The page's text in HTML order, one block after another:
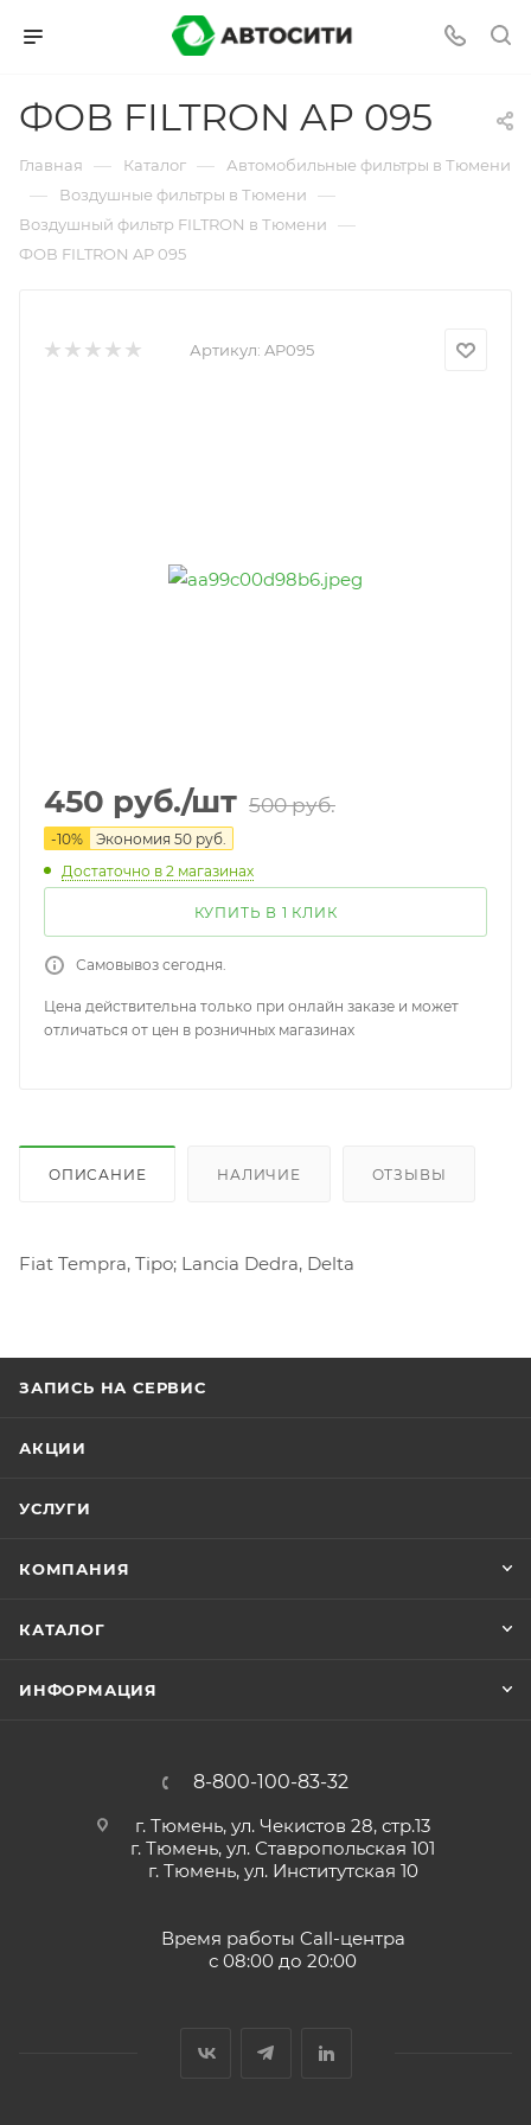
ФОВ FILTRON AP 095
Главная — Каталог — Автомобильные фильтры в Тюмени
— Воздушные фильтры в Тюмени —
Воздушный фильтр FILTRON в Тюмени —
ФОВ FILTRON AP 095
Артикул: AP095
450 руб./шт 500руб.
-10% Экономия 50 руб.
Достаточно в 2 магазинах
КУПИТЬ В 1 КЛИК
Самовывоз сегодня.
Цена действительна только при онлайн заказе и может
отличаться от цен в розничных магазинах
ОПИСАНИЕ НАЛИЧИЕ ОТЗЫВЫ
Fiat Tempra, Tipo; Lancia Dedra, Delta
ЗАПИСЬ НА СЕРВИС
АКЦИИ
УСЛУГИ
КОМПАНИЯ
КАТАЛОГ
ИНФОРМАЦИЯ
8-800-100-83-32
г. Тюмень, ул. Чекистов 28, стр.13
г. Тюмень, ул. Ставропольская 101
г. Тюмень, ул. Институтская 10
Время работы Call-центра
с 08:00 до 20:00